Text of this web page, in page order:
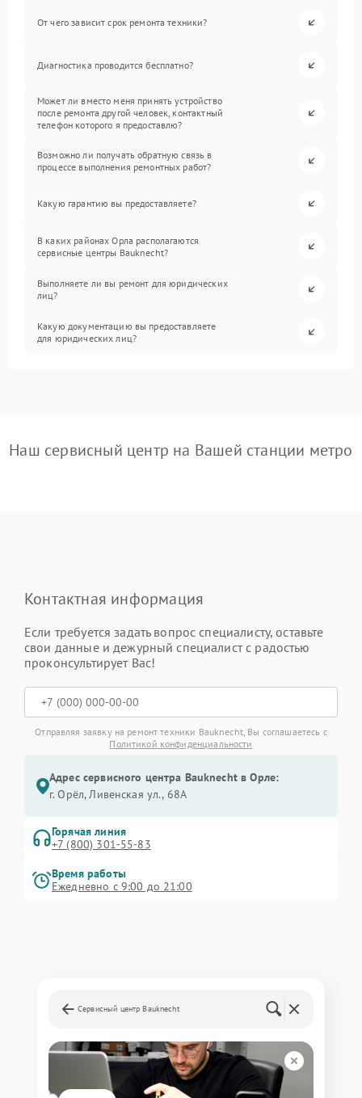
От чего зависит срок ремонта техники?
Диагностика проводится бесплатно?
Может ли вместо меня принять устройство
после ремонта другой человек, контактный
телефон которого я предоставлю?
Возможно ли получать обратную связь в
процессе выполнения ремонтных работ?
Какую гарантию вы предоставляете?
В каких районах Орла располагаются
сервисные центры Bauknecht?
Выполняете ли вы ремонт для юридических
лиц?
Какую документацию вы предоставляете
для юридических лиц?
Наш сервисный центр на Вашей станции метро
Контактная информация
Если требуется задать вопрос специалисту, оставьте
свои данные и дежурный специалист с радостью
проконсультирует Вас!
Отправляя заявку на ремонт техники Bauknecht, Вы соглашаетесь с
Политикой конфиденциальности
Адрес сервисного центра Bauknecht в Орле:
г. Орёл, Ливенская ул., 68А
Горячая линия
+7 (800) 301-55-83
Время работы
Ежедневно с 9:00 до 21:00
Сервисный центр Bauknecht